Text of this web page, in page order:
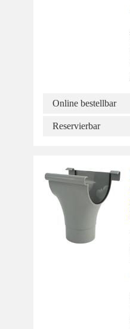
Online bestellbar
Reservierbar